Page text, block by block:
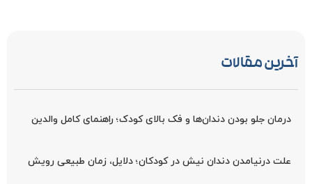
آخرین مقالات
درمان جلو بودن دندان‌ها و فک بالای کودک؛ راهنمای کامل والدین
علت درنیامدن دندان نیش در کودکان؛ دلایل، زمان طبیعی رویش